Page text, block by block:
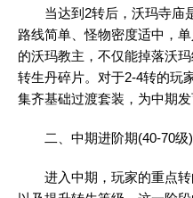
当达到2转后，沃玛寺庙
路线简单、怪物密度适中，
的沃玛教主，不仅能掉落沃
转生丹碎片。对于2-4转的玩
集齐基础过渡套装，为中期发
二、中期进阶期(40-70级)
进入中期，玩家的重点转